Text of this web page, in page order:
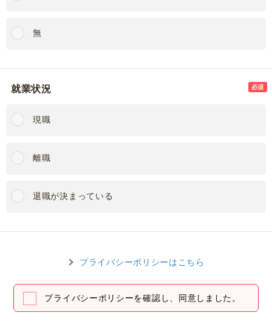
無
就業状況 必須
現職
離職
退職が決まっている
プライバシーポリシーはこちら
プライバシーポリシーを確認し、同意しました。